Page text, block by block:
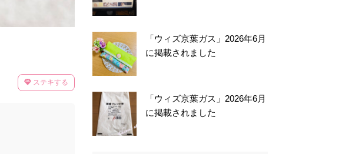
ステキする
「ウィズ京葉ガス」2026年6月
に掲載されました
「ウィズ京葉ガス」2026年6月
に掲載されました